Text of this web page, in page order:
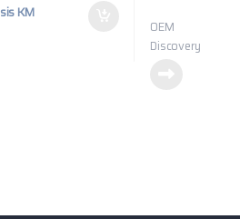
sis KM
OEM
Discovery